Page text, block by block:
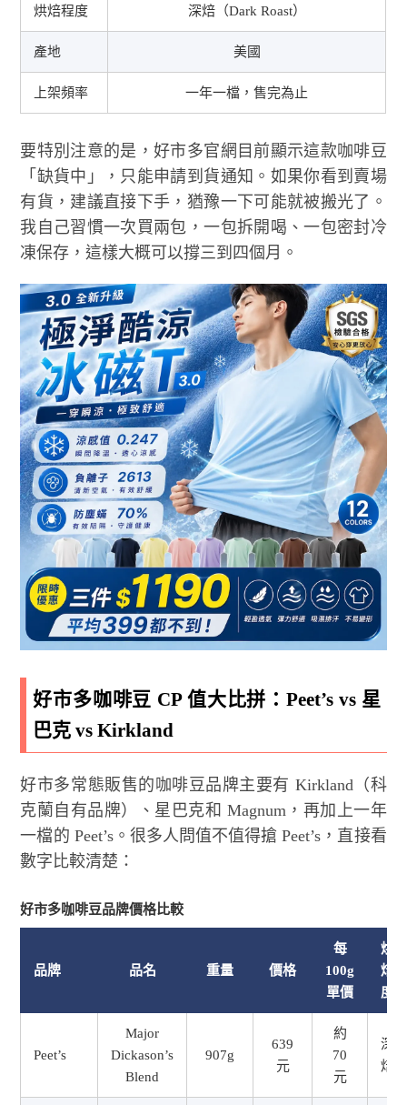
烘焙程度 深焙（Dark Roast）
產地 美國
上架頻率 一年一檔，售完為止
要特別注意的是，好市多官網目前顯示這款咖啡豆
「缺貨中」，只能申請到貨通知。如果你看到賣場
有貨，建議直接下手，猶豫一下可能就被搬光了。
我自己習慣一次買兩包，一包拆開喝、一包密封冷
凍保存，這樣大概可以撐三到四個月。
好市多咖啡豆 CP 值大比拼：Peet’s vs 星
巴克 vs Kirkland
好市多常態販售的咖啡豆品牌主要有 Kirkland（科
克蘭自有品牌）、星巴克和 Magnum，再加上一年
一檔的 Peet’s。很多人問值不值得搶 Peet’s，直接看
數字比較清楚：
好市多咖啡豆品牌價格比較
品牌 品名 重量 價格
每
100g
單價
烘
焙
度
Peet’s
Major
Dickason’s
Blend
907g
639
元
約
70
元
深
焙